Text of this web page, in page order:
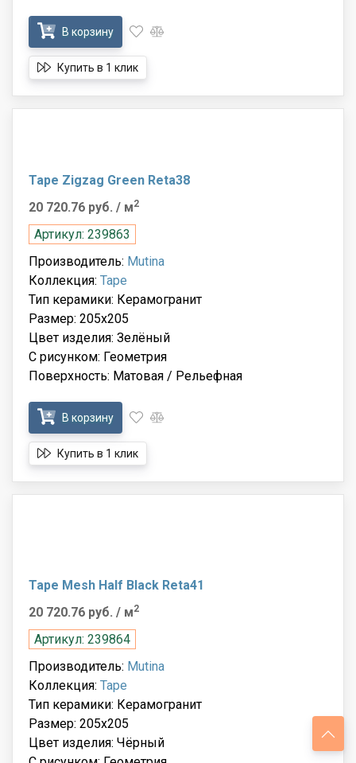
В корзину
Купить в 1 клик
Tape Zigzag Green Reta38
20 720.76 руб. / м2
Артикул: 239863
Производитель: Mutina
Коллекция: Tape
Тип керамики: Керамогранит
Размер: 205x205
Цвет изделия: Зелёный
С рисунком: Геометрия
Поверхность: Матовая / Рельефная
В корзину
Купить в 1 клик
Tape Mesh Half Black Reta41
20 720.76 руб. / м2
Артикул: 239864
Производитель: Mutina
Коллекция: Tape
Тип керамики: Керамогранит
Размер: 205x205
Цвет изделия: Чёрный